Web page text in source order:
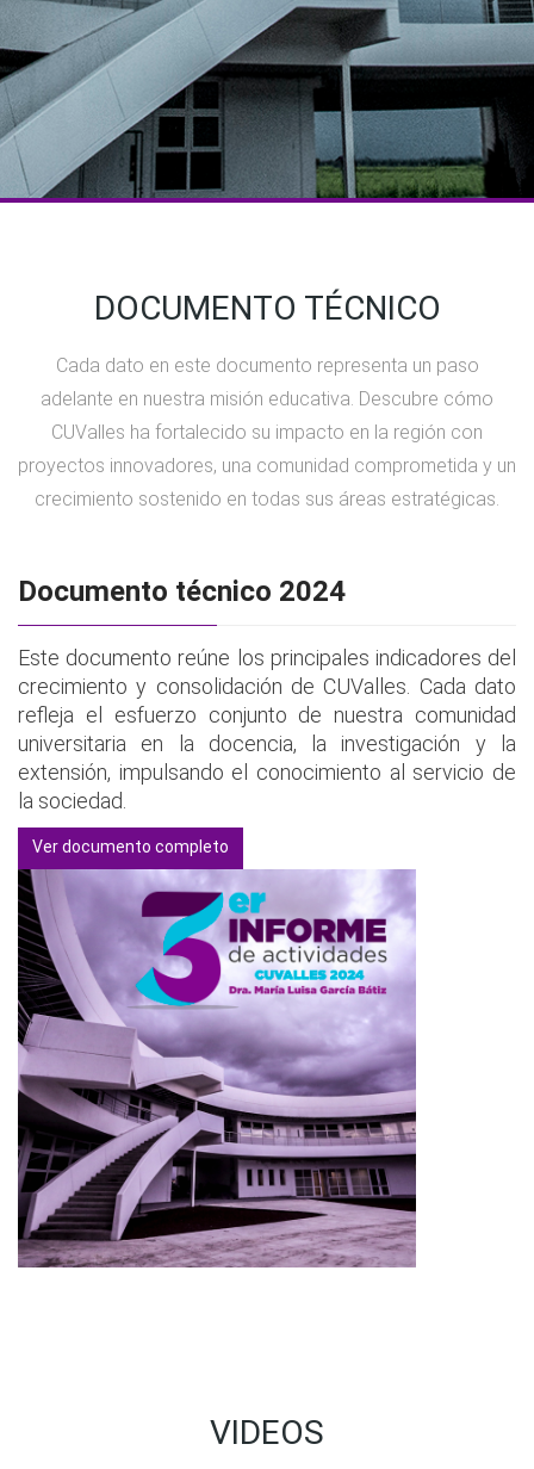
DOCUMENTO TÉCNICO
Cada dato en este documento representa un paso
adelante en nuestra misión educativa. Descubre cómo
CUValles ha fortalecido su impacto en la región con
proyectos innovadores, una comunidad comprometida y un
crecimiento sostenido en todas sus áreas estratégicas.
Documento técnico 2024
Este documento reúne los principales indicadores del
crecimiento y consolidación de CUValles. Cada dato
refleja el esfuerzo conjunto de nuestra comunidad
universitaria en la docencia, la investigación y la
extensión, impulsando el conocimiento al servicio de
la sociedad.
Ver documento completo
VIDEOS